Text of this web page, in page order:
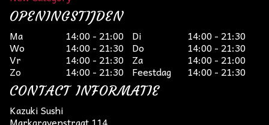
OPENINGSTIJDEN
Ma 14:00 - 21:00 Di 14:00 - 21:30
Wo 14:00 - 21:30 Do 14:00 - 21:30
Vr 14:00 - 21:30 Za 14:00 - 21:00
Zo 14:00 - 21:30 Feestdag 14:00 - 21:30
CONTACT INFORMATIE
Kazuki Sushi